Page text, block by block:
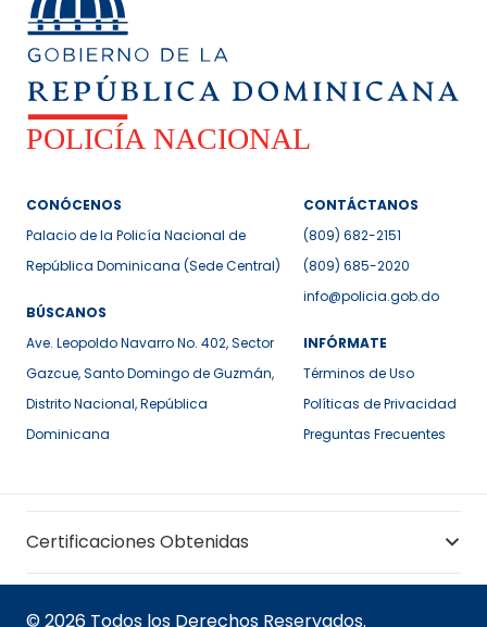
CONÓCENOS
Palacio de la Policía Nacional de
República Dominicana (Sede Central)
BÚSCANOS
Ave. Leopoldo Navarro No. 402, Sector
Gazcue, Santo Domingo de Guzmán,
Distrito Nacional, República
Dominicana
CONTÁCTANOS
(809) 682-2151
(809) 685-2020
info@policia.gob.do
INFÓRMATE
Términos de Uso
Políticas de Privacidad
Preguntas Frecuentes
Certificaciones Obtenidas
© 2026 Todos los Derechos Reservados.